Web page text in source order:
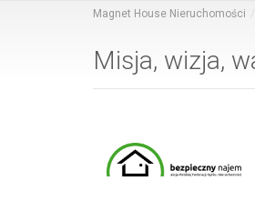
Magnet House Nieruchomości
Misja, wizja,